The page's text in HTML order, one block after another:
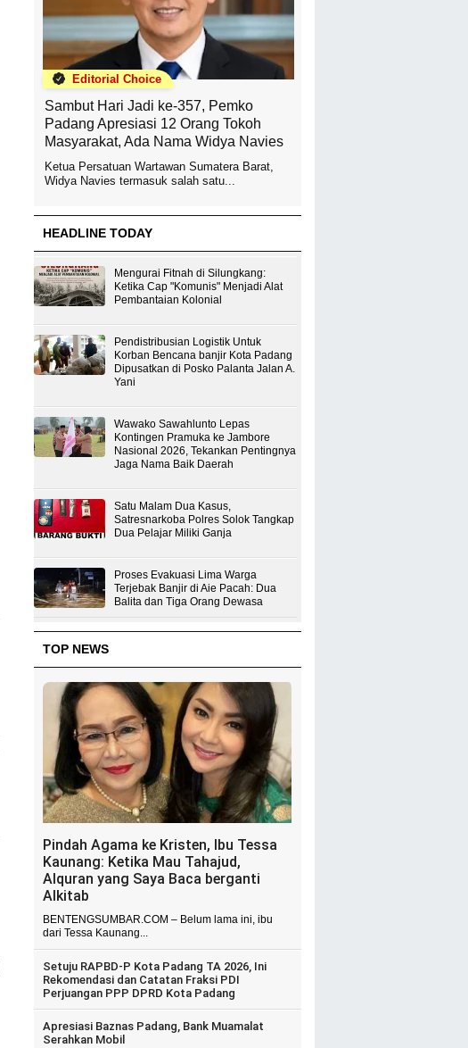
Editorial Choice
Sambut Hari Jadi ke-357, Pemko
Padang Apresiasi 12 Orang Tokoh
Masyarakat, Ada Nama Widya Navies
Ketua Persatuan Wartawan Sumatera Barat,
Widya Navies termasuk salah satu...
HEADLINE TODAY
Mengurai Fitnah di Silungkang:
Ketika Cap "Komunis" Menjadi Alat
Pembantaian Kolonial
Pendistribusian Logistik Untuk
Korban Bencana banjir Kota Padang
Dipusatkan di Posko Palanta Jalan A.
Yani
Wawako Sawahlunto Lepas
Kontingen Pramuka ke Jambore
Nasional 2026, Tekankan Pentingnya
Jaga Nama Baik Daerah
Satu Malam Dua Kasus,
Satresnarkoba Polres Solok Tangkap
Dua Pelajar Miliki Ganja
Proses Evakuasi Lima Warga
Terjebak Banjir di Aie Pacah: Dua
Balita dan Tiga Orang Dewasa
TOP NEWS
Pindah Agama ke Kristen, Ibu Tessa
Kaunang: Ketika Mau Tahajud,
Alquran yang Saya Baca berganti
Alkitab
BENTENGSUMBAR.COM – Belum lama ini, ibu
dari Tessa Kaunang...
Setuju RAPBD-P Kota Padang TA 2026, Ini
Rekomendasi dan Catatan Fraksi PDI
Perjuangan PPP DPRD Kota Padang
Apresiasi Baznas Padang, Bank Muamalat
Serahkan Mobil